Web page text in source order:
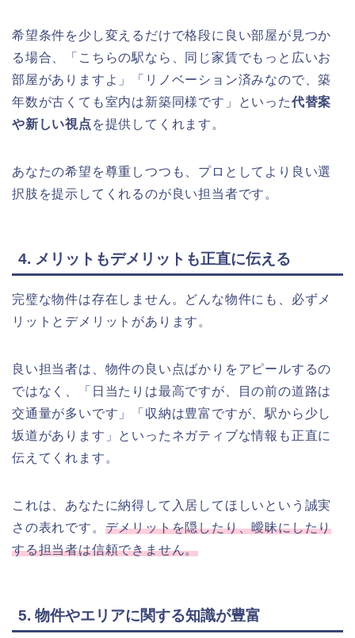
希望条件を少し変えるだけで格段に良い部屋が見つか
る場合、「こちらの駅なら、同じ家賃でもっと広いお
部屋がありますよ」「リノベーション済みなので、築
年数が古くても室内は新築同様です」といった代替案
や新しい視点 を提供してくれます。
あなたの希望を尊重しつつも、プロとしてより良い選
択肢を提示してくれるのが良い担当者です。
4. メリットもデメリットも正直に伝える
完璧な物件は存在しません。どんな物件にも、必ずメ
リットとデメリットがあります。
良い担当者は、物件の良い点ばかりをアピールするの
ではなく、「日当たりは最高ですが、目の前の道路は
交通量が多いです」「収納は豊富ですが、駅から少し
坂道があります」といったネガティブな情報も正直に
伝えてくれます。
これは、あなたに納得して入居してほしいという誠実
さの表れです。 デメリットを隠したり、曖昧にしたり
する担当者は信頼できません。
5. 物件やエリアに関する知識が豊富